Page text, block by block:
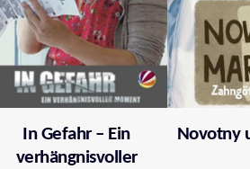
In Gefahr – Ein
verhängnisvoller
Novotny